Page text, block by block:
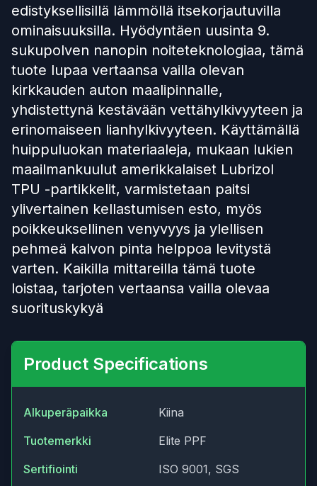
edistyksellisillä lämmöllä itsekorjautuvilla
ominaisuuksilla. Hyödyntäen uusinta 9.
sukupolven nanopin noiteteknologiaa, tämä
tuote lupaa vertaansa vailla olevan
kirkkauden auton maalipinnalle,
yhdistettynä kestävään vettähylkivyyteen ja
erinomaiseen lianhylkivyyteen. Käyttämällä
huippuluokan materiaaleja, mukaan lukien
maailmankuulut amerikkalaiset Lubrizol
TPU -partikkelit, varmistetaan paitsi
ylivertainen kellastumisen esto, myös
poikkeuksellinen venyvyys ja ylellisen
pehmeä kalvon pinta helppoa levitystä
varten. Kaikilla mittareilla tämä tuote
loistaa, tarjoten vertaansa vailla olevaa
suorituskykyä
Product Specifications
Alkuperäpaikka
Kiina
Tuotemerkki
Elite PPF
Sertifiointi
ISO 9001, SGS